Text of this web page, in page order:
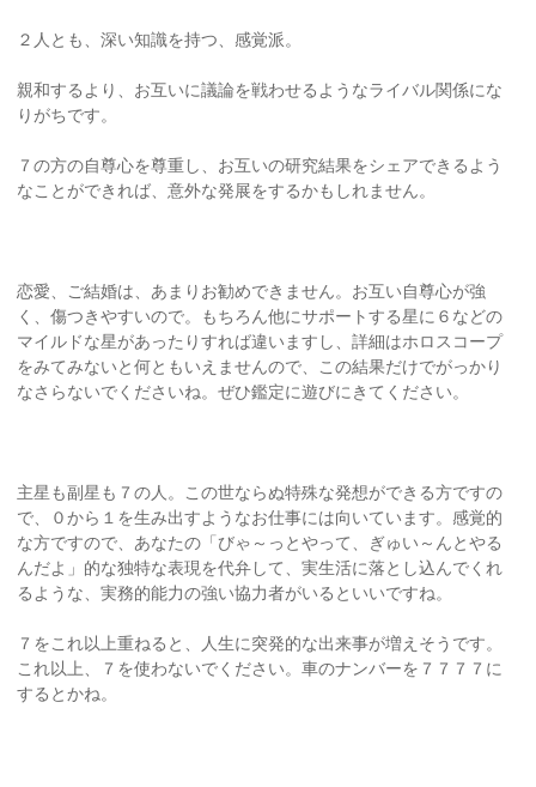
２人とも、深い知識を持つ、感覚派。
親和するより、お互いに議論を戦わせるようなライバル関係にな
りがちです。
７の方の自尊心を尊重し、お互いの研究結果をシェアできるよう
なことができれば、意外な発展をするかもしれません。
恋愛、ご結婚は、あまりお勧めできません。お互い自尊心が強
く、傷つきやすいので。もちろん他にサポートする星に６などの
マイルドな星があったりすれば違いますし、詳細はホロスコープ
をみてみないと何ともいえませんので、この結果だけでがっかり
なさらないでくださいね。ぜひ鑑定に遊びにきてください。
主星も副星も７の人。この世ならぬ特殊な発想ができる方ですの
で、０から１を生み出すようなお仕事には向いています。感覚的
な方ですので、あなたの「びゃ～っとやって、ぎゅい～んとやる
んだよ」的な独特な表現を代弁して、実生活に落とし込んでくれ
るような、実務的能力の強い協力者がいるといいですね。
７をこれ以上重ねると、人生に突発的な出来事が増えそうです。
これ以上、７を使わないでください。車のナンバーを７７７７に
するとかね。